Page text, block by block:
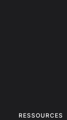
RESSOURCES